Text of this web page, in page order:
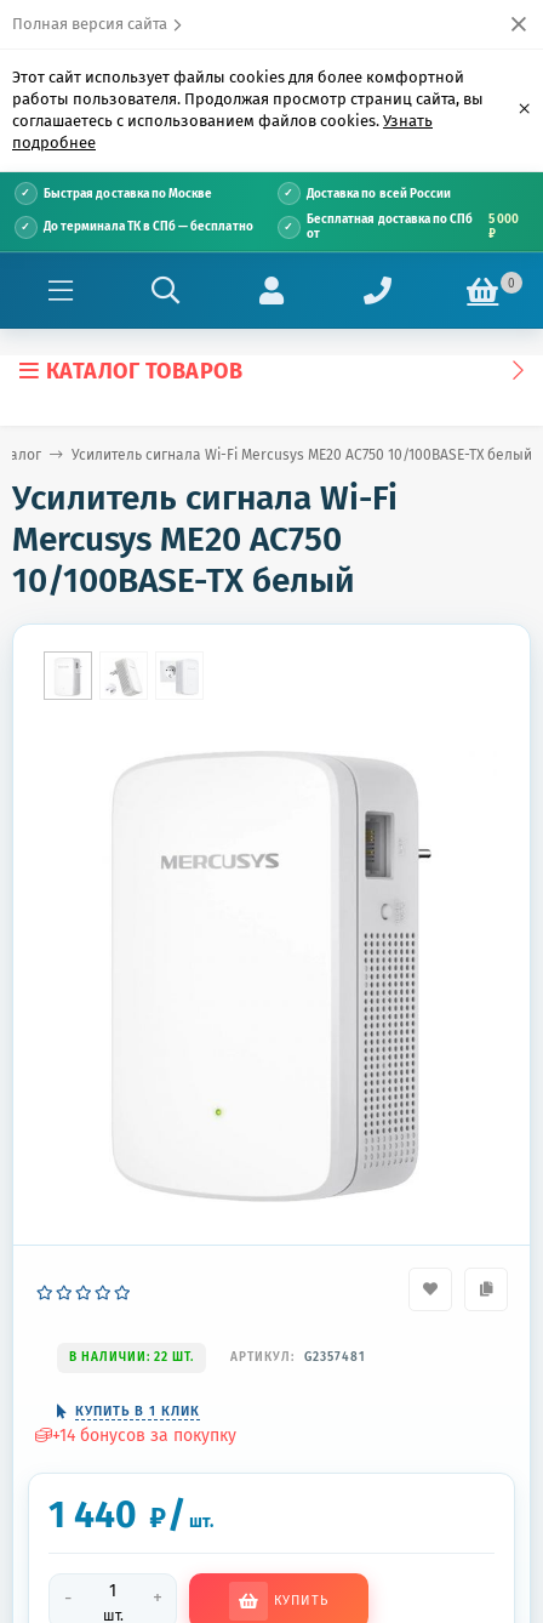
Полная версия сайта
Этот сайт использует файлы cookies для более комфортной
работы пользователя. Продолжая просмотр страниц сайта, вы
соглашаетесь с использованием файлов cookies. Узнать
подробнее
×
Быстрая доставка по Москве Доставка по всей России
До терминала ТК в СПб — бесплатно
Бесплатная доставка по СПб
от
5 000
₽
0
КАТАЛОГ ТОВАРОВ
Усилитель сигнала Wi-Fi Mercusys ME20 AC750 10/100BASE-TX белый
Усилитель сигнала Wi-Fi
Mercusys ME20 AC750
10/100BASE-TX белый
В НАЛИЧИИ: 22 ШТ. АРТИКУЛ: G2357481
КУПИТЬ В 1 КЛИК
+14 бонусов за покупку
1 440 ₽/ шт.
-
шт.
+ КУПИТЬ